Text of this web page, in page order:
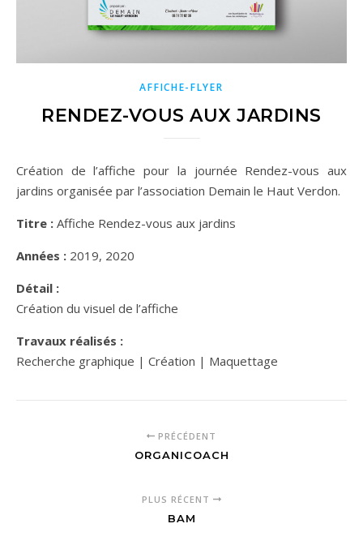
AFFICHE-FLYER
RENDEZ-VOUS AUX JARDINS
Création de l’affiche pour la journée Rendez-vous aux
jardins organisée par l’association Demain le Haut Verdon.
Titre : Affiche Rendez-vous aux jardins
Années : 2019, 2020
Détail :
Création du visuel de l’affiche
Travaux réalisés :
Recherche graphique | Création | Maquettage
PRÉCÉDENT
ORGANICOACH
PLUS RÉCENT
BAM